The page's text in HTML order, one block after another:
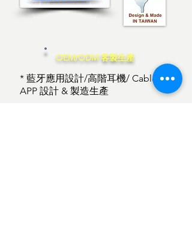
OEM/ODM 客製生產
​* 藍牙應用設計/高階耳機/ Cable /
APP 設計 & 製造生產